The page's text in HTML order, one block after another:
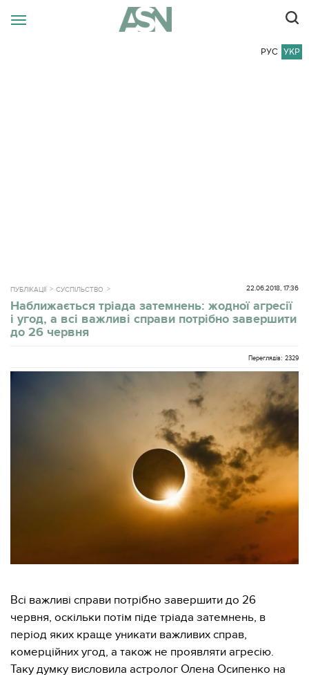
РУС УКР
ПУБЛІКАЦІЇ СУСПІЛЬСТВО 22.06.2018, 17:36
Наближається тріада затемнень: жодної агресії
і угод, а всі важливі справи потрібно завершити
до 26 червня
Переглядів: 2329
Всі важливі справи потрібно завершити до 26
червня, оскільки потім піде тріада затемнень, в
період яких краще уникати важливих справ,
комерційних угод, а також не проявляти агресію.
Таку думку висловила астролог Олена Осипенко на